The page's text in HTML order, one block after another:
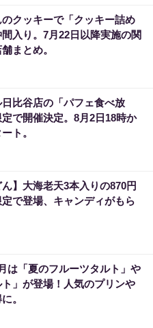
クッキーで「クッキー詰め
入り。7月22日以降実施の関
まとめ。
比谷店の「パフェ食べ放
で開催決定。8月2日18時か
ト。
ん】大海老天3本入りの870円
で登場、キャンディがもら
は「夏のフルーツタルト」や
ト」が登場！人気のプリンや
。